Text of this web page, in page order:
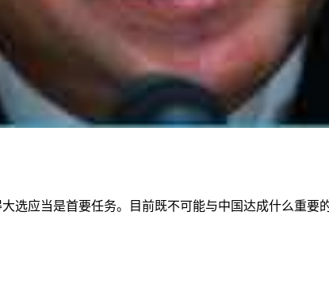
选应当是首要任务。目前既不可能与中国达成什么重